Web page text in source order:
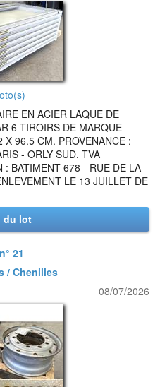
EN ACIER LAQUE DE
6 TIROIRS DE MARQUE
96.5 CM. PROVENANCE :
- ORLY SUD. TVA
: BATIMENT 678 - RUE DE LA
LE 13 JUILLET DE
du lot
21
/ Chenilles
08/07/2026